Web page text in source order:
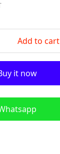
Add to cart
it now